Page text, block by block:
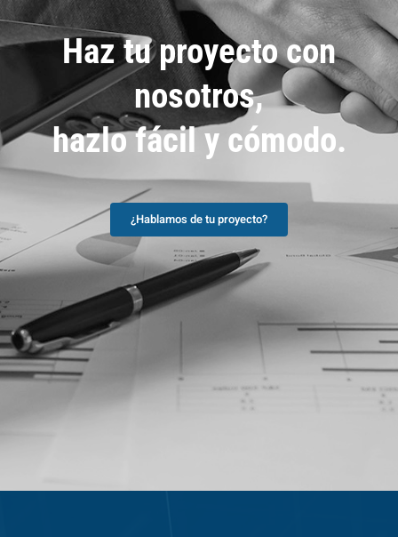
Haz tu proyecto con
nosotros,
hazlo fácil y cómodo.
¿Hablamos de tu proyecto?